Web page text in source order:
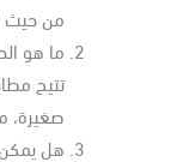
من حيث
ما هو الحد
تتيح مطابع
صغيرة، مما
هل يمكن